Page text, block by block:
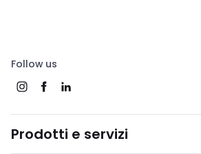
Follow us
Prodotti e servizi